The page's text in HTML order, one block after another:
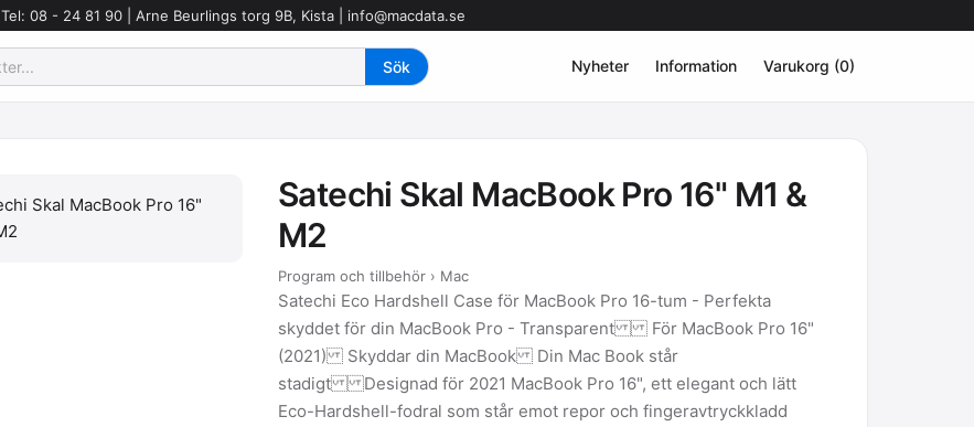
Tel: 08 - 24 81 90 | Arne Beurlings torg 9B, Kista | info@macdata.se
Nyheter Information Varukorg (0)
Satechi Skal MacBook Pro 16" M1 &
M2
Program och tillbehör › Mac
Satechi Eco Hardshell Case för MacBook Pro 16-tum - Perfekta
skyddet för din MacBook Pro - Transparent För MacBook Pro 16"
(2021) Skyddar din MacBook Din Mac Book står
stadigt Designad för 2021 MacBook Pro 16", ett elegant och lätt
Eco-Hardshell-fodral som står emot repor och fingeravtryckkladd